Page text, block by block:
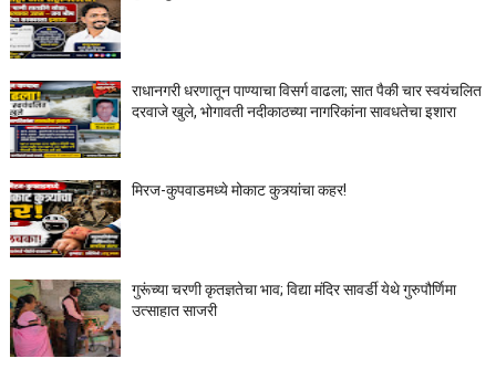
राधानगरी धरणातून पाण्याचा विसर्ग वाढला; सात पैकी चार स्वयंचलित
दरवाजे खुले, भोगावती नदीकाठच्या नागरिकांना सावधतेचा इशारा
मिरज-कुपवाडमध्ये मोकाट कुत्र्यांचा कहर!
गुरूंच्या चरणी कृतज्ञतेचा भाव; विद्या मंदिर सावर्डी येथे गुरुपौर्णिमा
उत्साहात साजरी